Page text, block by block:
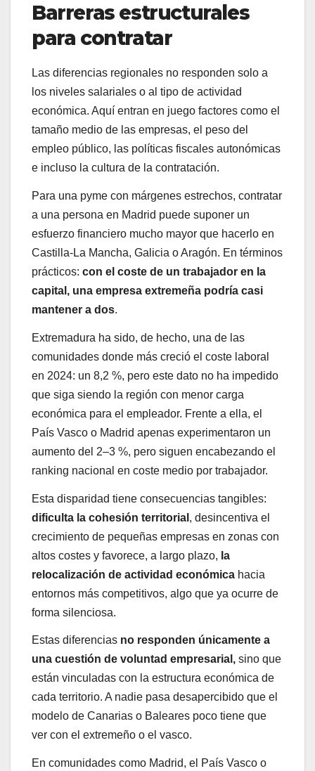
Barreras estructurales
para contratar
Las diferencias regionales no responden solo a
los niveles salariales o al tipo de actividad
económica. Aquí entran en juego factores como el
tamaño medio de las empresas, el peso del
empleo público, las políticas fiscales autonómicas
e incluso la cultura de la contratación.
Para una pyme con márgenes estrechos, contratar
a una persona en Madrid puede suponer un
esfuerzo financiero mucho mayor que hacerlo en
Castilla-La Mancha, Galicia o Aragón. En términos
prácticos: con el coste de un trabajador en la
capital, una empresa extremeña podría casi
mantener a dos.
Extremadura ha sido, de hecho, una de las
comunidades donde más creció el coste laboral
en 2024: un 8,2 %, pero este dato no ha impedido
que siga siendo la región con menor carga
económica para el empleador. Frente a ella, el
País Vasco o Madrid apenas experimentaron un
aumento del 2–3 %, pero siguen encabezando el
ranking nacional en coste medio por trabajador.
Esta disparidad tiene consecuencias tangibles:
dificulta la cohesión territorial , desincentiva el
crecimiento de pequeñas empresas en zonas con
altos costes y favorece, a largo plazo, la
relocalización de actividad económica hacia
entornos más competitivos, algo que ya ocurre de
forma silenciosa.
Estas diferencias no responden únicamente a
una cuestión de voluntad empresarial, sino que
están vinculadas con la estructura económica de
cada territorio. A nadie pasa desapercibido que el
modelo de Canarias o Baleares poco tiene que
ver con el extremeño o el vasco.
En comunidades como Madrid, el País Vasco o